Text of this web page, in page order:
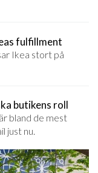
fulfillment
Ikea stort på
butikens roll
bland de mest
just nu.